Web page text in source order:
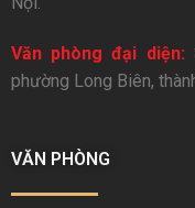
Văn phòng đại diện:
phường Long Biên,
VĂN PHÒNG